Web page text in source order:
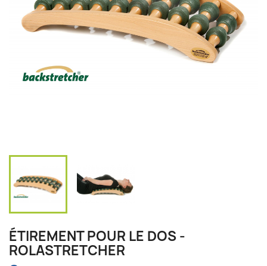
ÉTIREMENT POUR LE DOS -
ROLASTRETCHER